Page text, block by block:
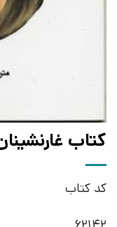
کتاب
کد کتاب